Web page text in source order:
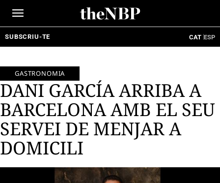
SUBSCRIU-TE CAT ESP
GASTRONOMIA
DANI GARCÍA ARRIBA A
BARCELONA AMB EL SEU
SERVEI DE MENJAR A
DOMICILI